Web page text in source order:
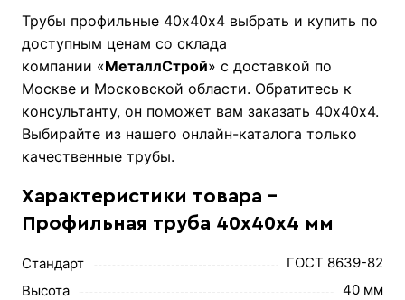
Трубы профильные 40х40х4 выбрать и купить по
доступным ценам со склада
компании «МеталлСтрой» с доставкой по
Москве и Московской области. Обратитесь к
консультанту, он поможет вам заказать 40х40х4.
Выбирайте из нашего онлайн-каталога только
качественные трубы.
Характеристики товара -
Профильная труба 40х40х4 мм
Стандарт
ГОСТ 8639-82
Высота
40 мм